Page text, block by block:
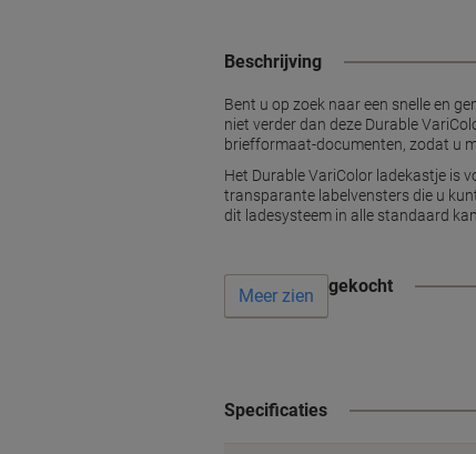
Beschrijving
Bent u op zoek naar een snelle en
niet verder dan deze Durable
briefformaat-documenten, zodat u
Het Durable VariColor ladekastje is
transparante labelvensters die u
dit ladesysteem in alle standaard
Vaak samen gekocht
Meer zien
Specificaties